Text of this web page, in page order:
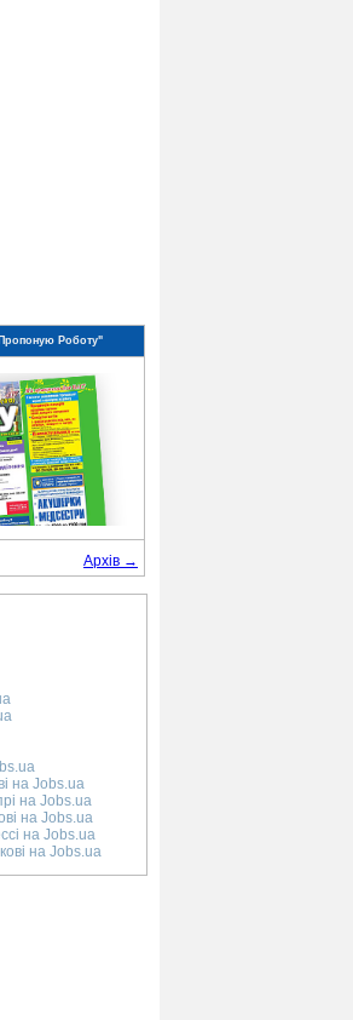
Роботу"
Архів →
на Jobs.ua
на Jobs.ua
на Jobs.ua
на Jobs.ua
на Jobs.ua